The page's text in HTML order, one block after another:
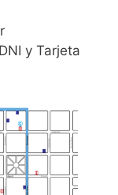
y Tarjeta